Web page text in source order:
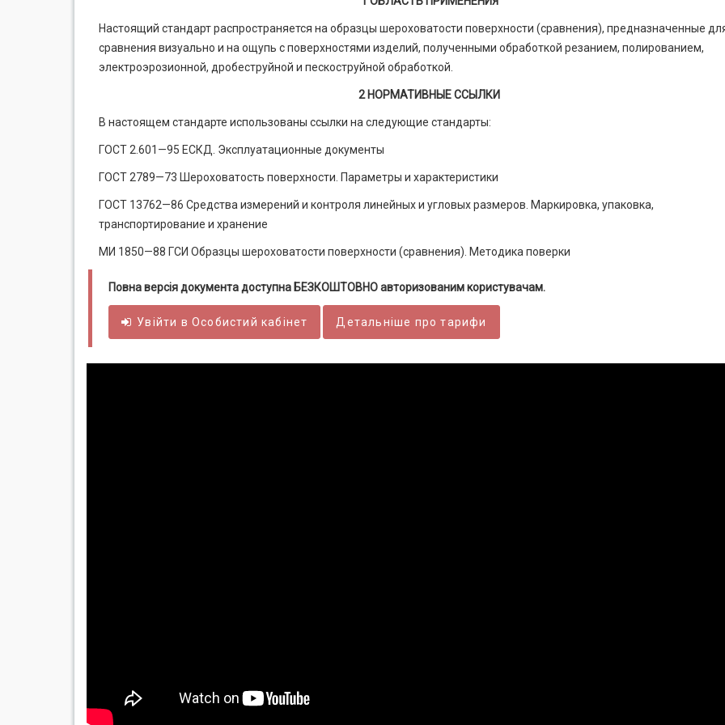
Настоящий стандарт распространяется на образцы шероховатости поверхности (сравнения), предназначенные
сравнения визуально и на ощупь с поверхностями изделий, полученными обработкой резанием, полированием,
электроэрозионной, дробеструйной и пескоструйной обработкой.
2 НОРМАТИВНЫЕ ССЫЛКИ
В настоящем стандарте использованы ссылки на следующие стандарты:
ГОСТ 2.601—95 ЕСКД. Эксплуатационные документы
ГОСТ 2789—73 Шероховатость поверхности. Параметры и характеристики
ГОСТ 13762—86 Средства измерений и контроля линейных и угловых размеров. Маркировка, упаковка,
транспортирование и хранение
МИ 1850—88 ГСИ Образцы шероховатости поверхности (сравнения). Методика поверки
Повна версія документа доступна БЕЗКОШТОВНО авторизованим користувачам.
Увійти вОсобистий кабінет Детальніше про тарифи